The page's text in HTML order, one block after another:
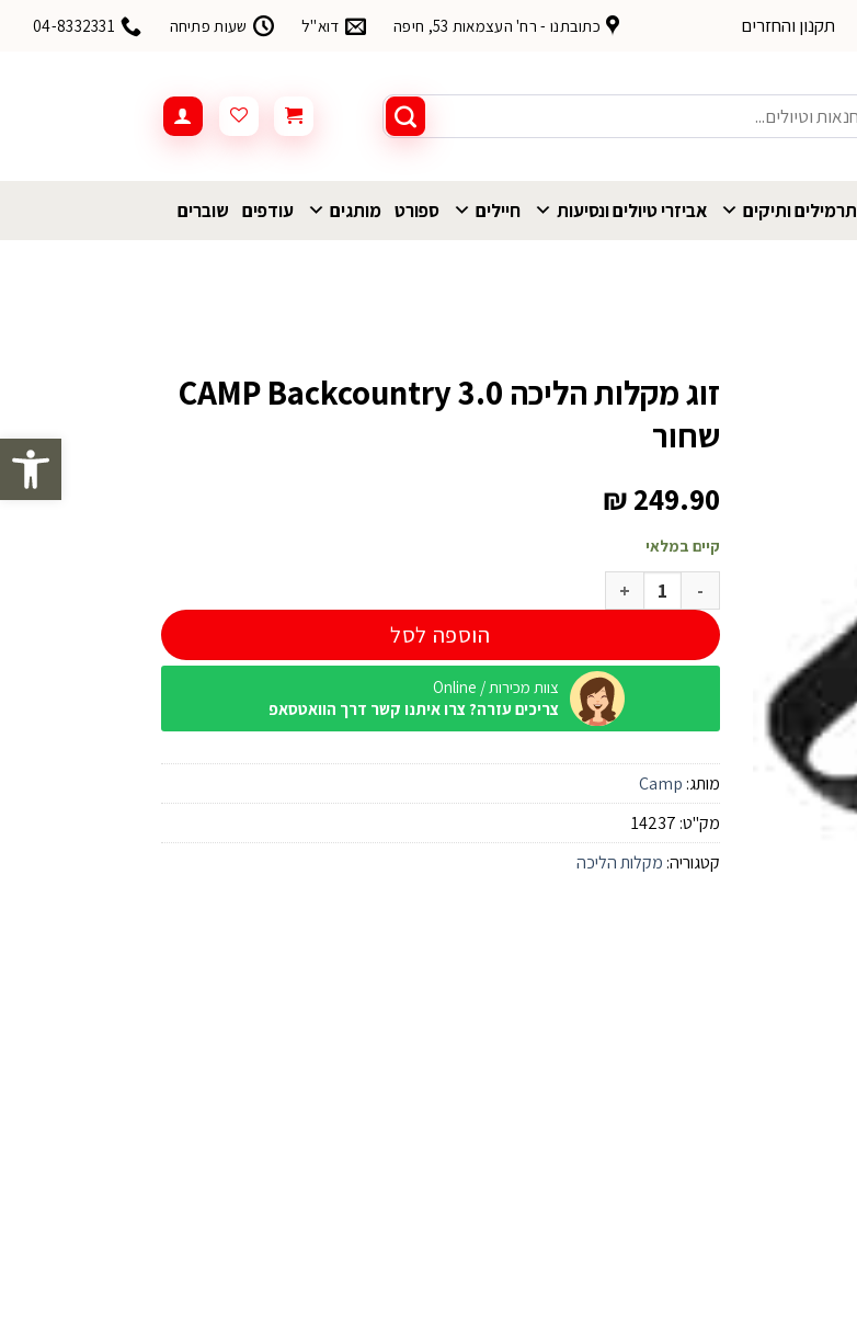
פתח
תקנון והחזרים כתובתנו - רח' העצמאות 53, חיפה דוא"ל שעות פתיחה 04-8332331
תרמילים ותיקים אביזרי טיולים ונסיעות חיילים ספורט מותגים עודפים שוברים
זוג מקלות הליכה CAMP Backcountry 3.0
שחור
₪249.90
קיים במלאי
כמות של זוג מקלות הליכה CAMP Backcountry 3.0 שחור
הוספה לסל
צוות מכירות / Online
צריכים עזרה? צרו איתנו קשר דרך הוואטסאפ
מותג: Camp
מק"ט: 14237
קטגוריה: מקלות הליכה